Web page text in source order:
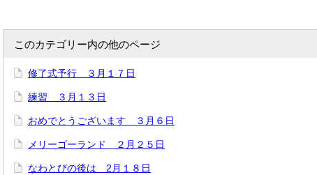
このカテゴリー内の他のページ
修了式予行 ３月１７日
練習 ３月１３日
おめでとうございます ３月６日
メリーゴーランド ２月２５日
なわとびの後は 2月１８日